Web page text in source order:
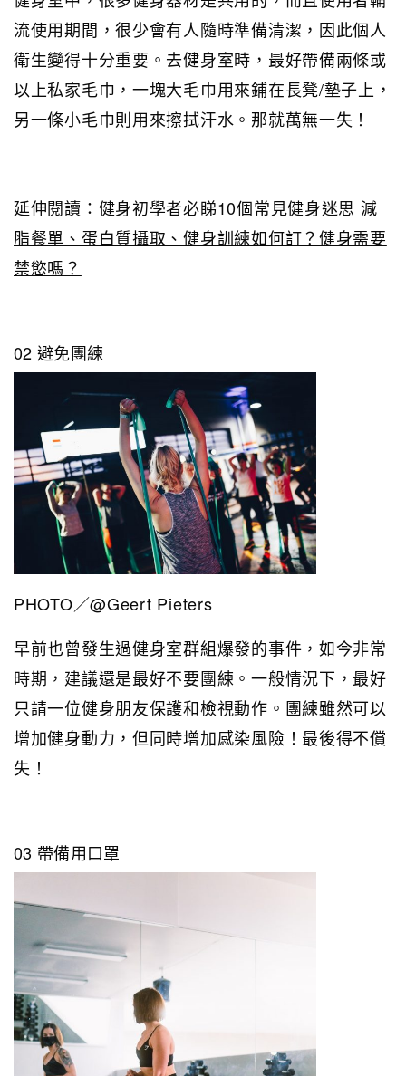
流使用期間，很少會有人隨時準備清潔，因此個人
衛生變得十分重要。去健身室時，最好帶備兩條或
以上私家毛巾，一塊大毛巾用來鋪在長凳/墊子上，
另一條小毛巾則用來擦拭汗水。那就萬無一失！
延伸閱讀： 健身初學者必睇10個常見健身迷思 減
脂餐單、蛋白質攝取、健身訓練如何訂？健身需要
禁慾嗎？
02 避免團練
PHOTO／@Geert Pieters
早前也曾發生過健身室群組爆發的事件，如今非常
時期，建議還是最好不要團練。一般情況下，最好
只請一位健身朋友保護和檢視動作。團練雖然可以
增加健身動力，但同時增加感染風險！最後得不償
失！
03 帶備用口罩